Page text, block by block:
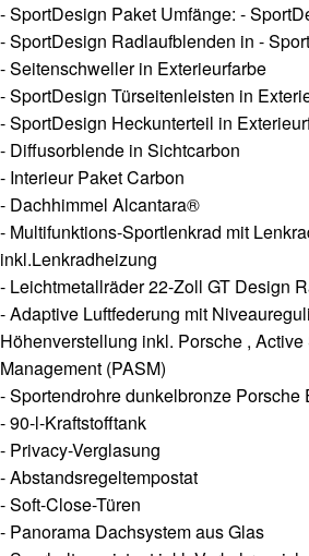
- SportDesign Paket Umfänge: -
- SportDesign Radlaufblenden in -
- Seitenschweller in Exterieurfarbe
- SportDesign Türseitenleisten in
- SportDesign Heckunterteil in
- Diffusorblende in Sichtcarbon
- Interieur Paket Carbon
- Dachhimmel Alcantara®
- Multifunktions-Sportlenkrad mit
inkl.Lenkradheizung
- Leichtmetallräder 22-Zoll GT Design
- Adaptive Luftfederung mit
Höhenverstellung inkl. Porsche ,
Management (PASM)
- Sportendrohre dunkelbronze Porsche
- 90-l-Kraftstofftank
- Privacy-Verglasung
- Abstandsregeltempostat
- Soft-Close-Türen
- Panorama Dachsystem aus Glas